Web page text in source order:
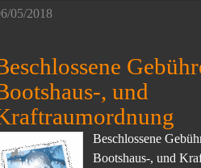
05/2018
, und
Beschlossene
Bootshaus-, und